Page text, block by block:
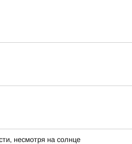
несмотря на солнце